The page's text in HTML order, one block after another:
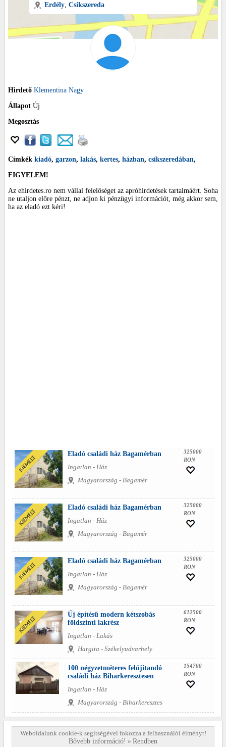
Erdély, Csikszereda
Hirdető Klementina Nagy
Állapot Új
Megosztás
Címkék kiadó, garzon, lakás, kertes, házban, csíkszeredában,
FIGYELEM!
Az ehirdetes.ro nem vállal felelőséget az apróhirdetések tartalmáért. Soha
ne utaljon előre pénzt, ne adjon ki pénzügyi információt, még akkor sem,
ha az eladó ezt kéri!
Eladó családi ház Bagamérban
Ingatlan - Ház
Magyarország - Bagamér
325000
RON
Eladó családi ház Bagamérban
Ingatlan - Ház
Magyarország - Bagamér
325000
RON
Eladó családi ház Bagamérban
Ingatlan - Ház
Magyarország - Bagamér
325000
RON
Új építésű modern kétszobás
földszinti lakrész
Ingatlan - Lakás
Hargita - Székelyudvarhely
612500
RON
100 négyzetméteres felújítandó
családi ház Biharkeresztesen
Ingatlan - Ház
Magyarország - Biharkeresztes
154700
RON
Weboldalunk cookie-k segítségével fokozza a felhasználói élményt!
Bővebb információ! » Rendben